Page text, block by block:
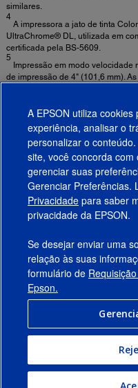
similares.
4
A impressora a jato de tinta
UltraChrome® DL, utilizada em
certificada pela BS-5609.
5
Impressão em modo
de impressão de 4" (101,6 mm).
arquivo, resolução, taxa de dados,
No momento do pedido, você
deseja utilizar.
Produtos
Suporte
Links Sugeridos
Empresa
Conecte-se com a
A EPSON utiliza
experiência, analisar o
personalizar o
site, você concorda
gerenciar suas
Gerenciar Preferências.
Privacidade para saber
privacidade da EPSON.
Se desejar enviar uma
relação às suas
formulário de
Epson.